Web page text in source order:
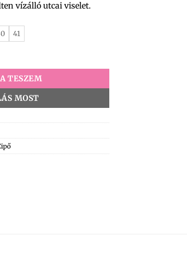
vízálló utcai viselet.
41
TESZEM
MOST